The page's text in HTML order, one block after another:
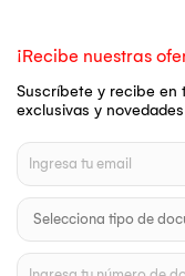
¡Recibe nuestras
Suscríbete y recibe en
exclusivas y novedades